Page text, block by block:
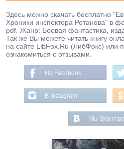
Здесь можно скачать бесплатно
Хроники инспектора Ротанова" в
pdf. Жанр: Боевая фантастика,
Так же Вы можете читать книгу
на сайте LibFox.Ru (ЛибФокс) или
ознакомиться с отзывами.
На Facebook
В Instagram
Мы